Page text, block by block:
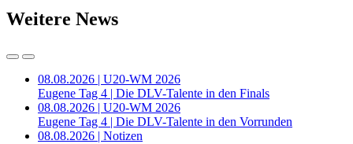
Weitere News
08.08.2026 | U20-WM 2026
Eugene Tag 4 | Die DLV-Talente in den Finals
08.08.2026 | U20-WM 2026
Eugene Tag 4 | Die DLV-Talente in den Vorrunden
08.08.2026 | Notizen